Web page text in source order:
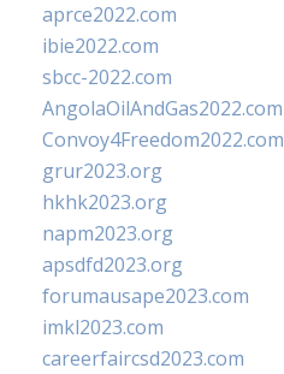
aprce2022.com
ibie2022.com
sbcc-2022.com
AngolaOilAndGas2022.com
Convoy4Freedom2022.com
grur2023.org
hkhk2023.org
napm2023.org
apsdfd2023.org
forumausape2023.com
imkl2023.com
careerfaircsd2023.com